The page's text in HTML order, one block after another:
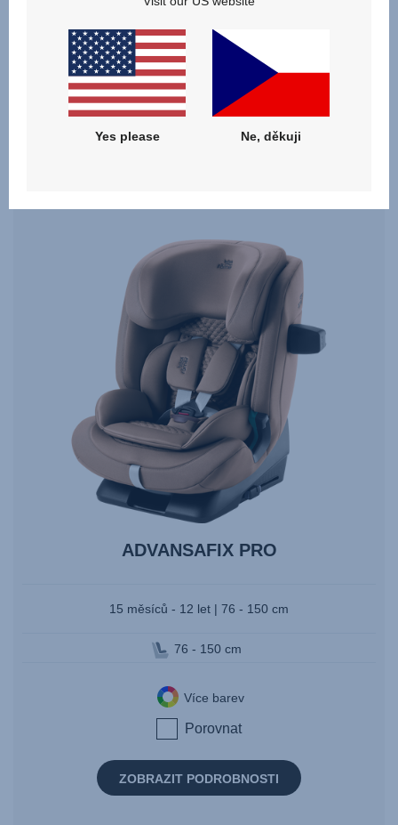
bočnímu nárazu pro vaše dítě bez ohledu na to, jakou
autosedačku používáte. Proto naše technologie SICT
může vypadat u jednotlivých autosedaček odlišně,
ale ždy je stejně účinná a chrání dítě co nejlépe.
ADVANSAFIX PRO
15 měsíců - 12 let | 76 - 150 cm
76 - 150 cm
Více barev
Porovnat
ZOBRAZIT PODROBNOSTI
Yes please Ne, děkuji